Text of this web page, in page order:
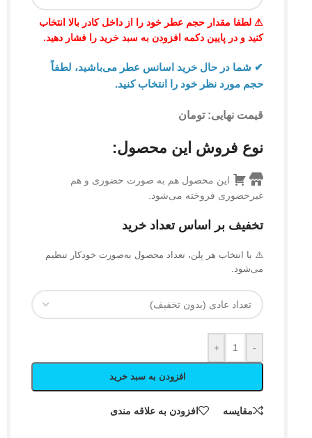
⚠ لطفا مقدار حجم عطر خود را از داخل کادر بالا انتخاب
کنید و در پایین دکمه افزودن به سبد خرید را فشار دهید.
✔ شما در حال خرید اسانس عطر می‌باشید، لطفاً
حجم مورد نظر خود را انتخاب کنید.
قیمت نهایی:تومان
نوع فروش این محصول:
این محصول هم به صورت حضوری و هم
غیرحضوری فروخته می‌شود.
تخفیف بر اساس تعداد خرید
⚠️ با انتخاب هر پلن، تعداد محصول به‌صورت خودکار تنظیم
می‌شود.
-
+
افزودن به سبد خرید
مقایسه افزودن به علاقه مندی